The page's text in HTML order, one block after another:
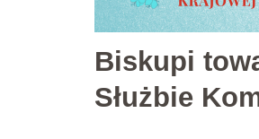
Biskupi
Służbie